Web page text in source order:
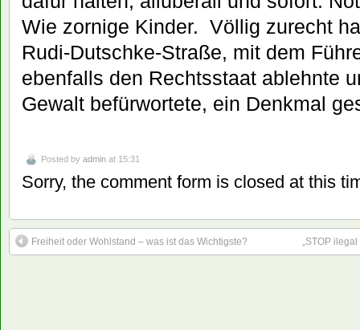
Wie zornige Kinder. Völlig zurecht
Rudi-Dutschke-Straße, mit dem
ebenfalls den Rechtsstaat ablehnte
Gewalt befürwortete, ein Denkmal
Posted by admin at 15:31
Sorry, the comment form is closed at this
Freiheit oder Wohlstand – was ist das Wichtigste? „STOP